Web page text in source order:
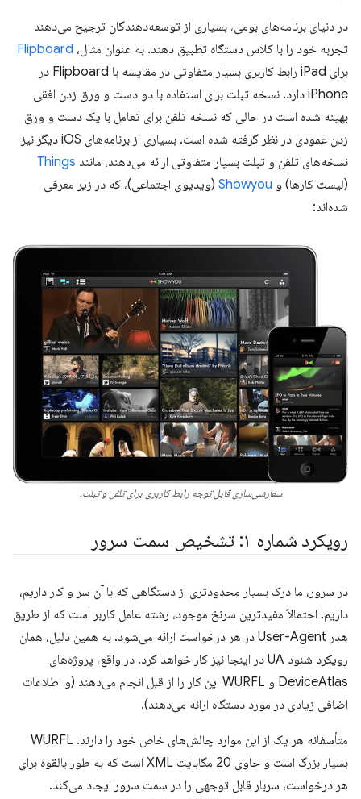
در دنیای برنامه‌های بومی، بسیاری از توسعه‌دهندگان ترجیح می‌دهند
تجربه خود را با کلاس دستگاه تطبیق دهند. به عنوان مثال، Flipboard
برای iPad رابط کاربری بسیار متفاوتی در مقایسه با Flipboard در
iPhone دارد. نسخه تبلت برای استفاده با دو دست و ورق زدن افقی
بهینه شده است در حالی که نسخه تلفن برای تعامل با یک دست و ورق
زدن عمودی در نظر گرفته شده است. بسیاری از برنامه‌های iOS دیگر نیز
نسخه‌های تلفن و تبلت بسیار متفاوتی ارائه می‌دهند، مانند Things
(لیست کارها) و Showyou (ویدیوی اجتماعی)، که در زیر معرفی
شده‌اند:
سفارشی‌سازی قابل توجه رابط کاربری برای تلفن و تبلت.
رویکرد شماره ۱: تشخیص سمت سرور
در سرور، ما درک بسیار محدودتری از دستگاهی که با آن سر و کار داریم،
داریم. احتمالاً مفیدترین سرنخ موجود، رشته عامل کاربر است که از طریق
هدر User-Agent در هر درخواست ارائه می‌شود. به همین دلیل، همان
رویکرد شنود UA در اینجا نیز کار خواهد کرد. در واقع، پروژه‌های
DeviceAtlas و WURFL این کار را از قبل انجام می‌دهند (و اطلاعات
اضافی زیادی در مورد دستگاه ارائه می‌دهند).
متأسفانه هر یک از این موارد چالش‌های خاص خود را دارند. WURFL
بسیار بزرگ است و حاوی 20 مگابایت XML است که به طور بالقوه برای
هر درخواست، سربار قابل توجهی را در سمت سرور ایجاد می‌کند.